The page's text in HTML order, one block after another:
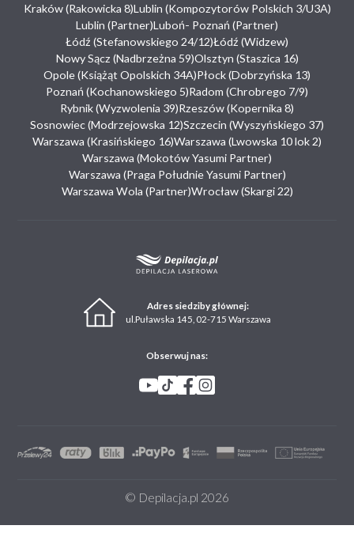
Kraków (Rakowicka 8)Lublin (Kompozytorów Polskich 3/U3A)
Lublin (Partner)Luboń- Poznań (Partner)
Łódź (Stefanowskiego 24/12)Łódź (Widzew)
Nowy Sącz (Nadbrzeżna 59)Olsztyn (Staszica 16)
Opole (Książąt Opolskich 34A)Płock (Dobrzyńska 13)
Poznań (Kochanowskiego 5)Radom (Chrobrego 7/9)
Rybnik (Wyzwolenia 39)Rzeszów (Kopernika 8)
Sosnowiec (Modrzejowska 12)Szczecin (Wyszyńskiego 37)
Warszawa (Krasińskiego 16)Warszawa (Lwowska 10 lok 2)
Warszawa (Mokotów Yasumi Partner)
Warszawa (Praga Południe Yasumi Partner)
Warszawa Wola (Partner)Wrocław (Skargi 22)
Adres siedziby głównej:
ul.Puławska 145, 02-715 Warszawa
Obserwuj nas:
© Depilacja.pl 2026